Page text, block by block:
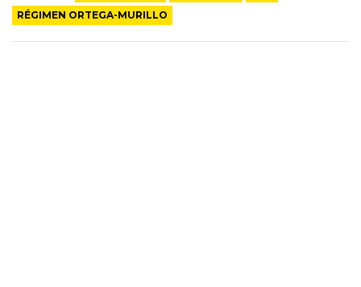
RÉGIMEN ORTEGA-MURILLO